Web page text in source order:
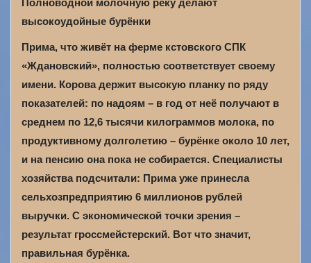
Полноводной молочную реку делают
высокоудойные бурёнки
Прима, что живёт на ферме кстовского СПК
«Ждановский», полностью соответствует своему
имени. Корова держит высокую планку по ряду
показателей: по надоям – в год от неё получают в
среднем по 12,6 тысячи килограммов молока, по
продуктивному долголетию – бурёнке около 10 лет,
и на пенсию она пока не собирается. Специалисты
хозяйства подсчитали: Прима уже принесла
сельхозпредприятию 6 миллионов рублей
выручки. С экономической точки зрения –
результат гроссмейстерский. Вот что значит,
правильная бурёнка.